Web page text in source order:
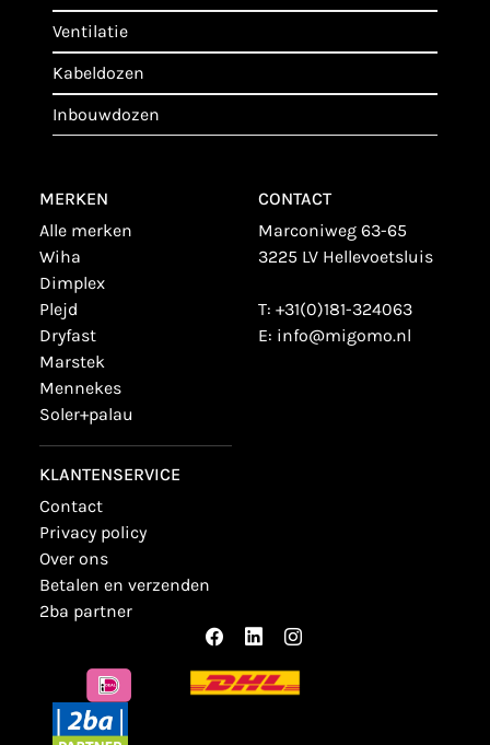
ventilatie
kabeldozen
inbouwdozen
MERKEN
alle merken
wiha
dimplex
plejd
dryfast
marstek
mennekes
soler+palau
KLANTENSERVICE
contact
privacy policy
over ons
betalen en verzenden
2ba partner
CONTACT
Marconiweg 63-65
3225 LV Hellevoetsluis
T: +31(0)181-324063
E: info@migomo.nl